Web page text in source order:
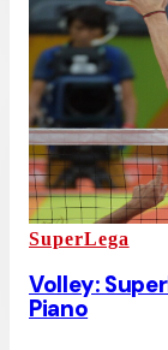
SuperLega
Volley:
Piano